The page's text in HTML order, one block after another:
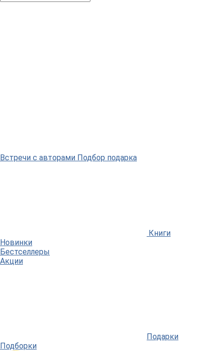
Встречи с авторами Подбор подарка
Книги
Новинки
Бестселлеры
Акции
Подарки
Подборки